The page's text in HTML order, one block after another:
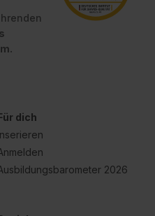
dich
2026